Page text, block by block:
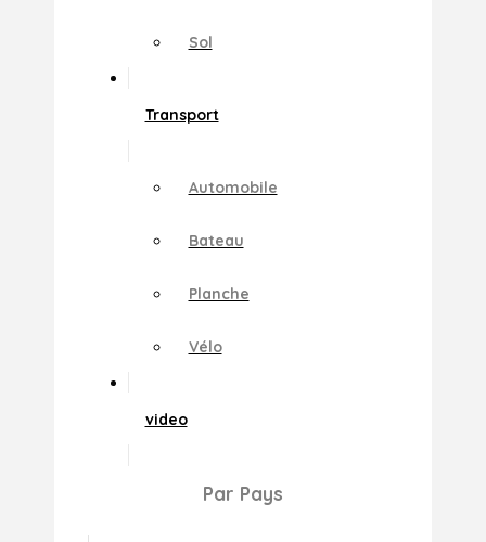
Sol
Transport
Automobile
Bateau
Planche
Vélo
video
Par Pays